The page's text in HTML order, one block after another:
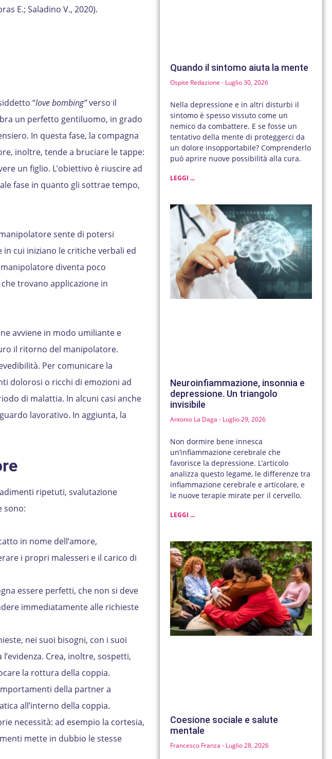
E.; Saladino V., 2020).
“love bombing”verso il
un perfetto gentiluomo, in grado
In questa fase, la compagna
inoltre, tende a bruciare le tappe:
un figlio. L’obiettivo è riuscire ad
fase in quanto gli sottrae tempo,
sente di potersi
cui iniziano le critiche verbali ed
diventa poco
trovano applicazione in
avviene in modo umiliante e
il ritorno del manipolatore.
Per comunicare la
dolorosi o ricchi di emozioni ad
di malattia. In alcuni casi anche
lavorativo. In aggiunta, la
ripetuti, svalutazione
sono:
in nome dell’amore,
i propri malesseri e il carico di
essere perfetti, che non si deve
immediatamente alle richieste
nei suoi bisogni, con i suoi
Crea, inoltre, sospetti,
la rottura della coppia.
della partner a
all’interno della coppia.
necessità: ad esempio la cortesia,
mette in dubbio le stesse
Quando il sintomo aiuta la mente
Ospite Redazione Luglio 30, 2026
Nella depressione e in altri disturbi il
sintomo è spesso vissuto come un
nemico da combattere. E se fosse un
tentativo della mente di proteggerci da
un dolore insopportabile? Comprenderlo
può aprire nuove possibilità alla cura.
LEGGI ...
Neuroinfiammazione, insonnia e
depressione. Un triangolo
invisibile
Antonio La Daga Luglio 29, 2026
Non dormire bene innesca
un’infiammazione cerebrale che
favorisce la depressione. L’articolo
analizza questo legame, le differenze tra
infiammazione cerebrale e articolare, e
le nuove terapie mirate per il cervello.
LEGGI ...
Coesione sociale e salute
mentale
Francesco Franza Luglio 28, 2026